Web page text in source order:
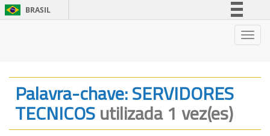
BRASIL
Legislação
Canais
Palavra-chave: SERVIDORES
TECNICOSutilizada 1 vez(es)